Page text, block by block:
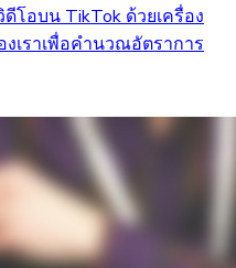
โอบน TikTok ด้วยเครื่อง
เราเพื่อคำนวณอัตราการ